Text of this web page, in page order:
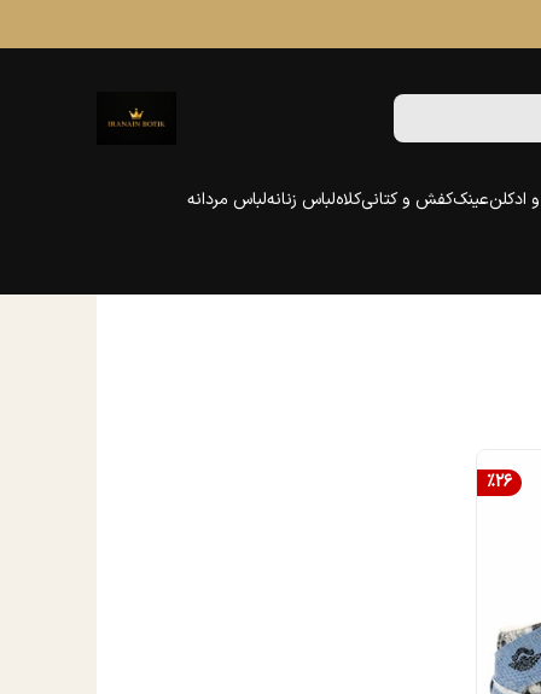
ادکلنعینککفش و کتانیکلاهلباس زنانهلباس مردانه
%26